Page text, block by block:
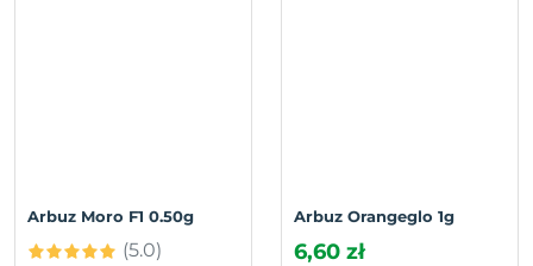
Arbuz Moro F1 0.50g
(5.0)
Arbuz Orangeglo 1g
6,60 zł